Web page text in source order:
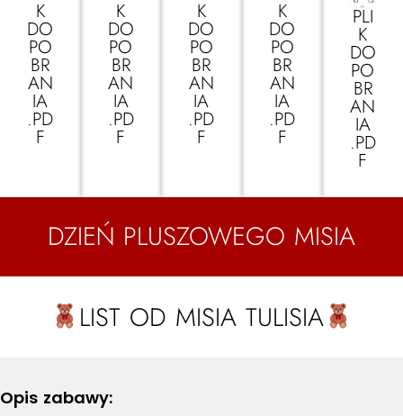
K
DO
PO
BR
AN
IA
.PD
F
K
DO
PO
BR
AN
IA
.PD
F
K
DO
PO
BR
AN
IA
.PD
F
K
DO
PO
BR
AN
IA
.PD
F
PLI
K
DO
PO
BR
AN
IA
.PD
F
DZIEŃ PLUSZOWEGO MISIA
LIST OD MISIA TULISIA
Opis zabawy: